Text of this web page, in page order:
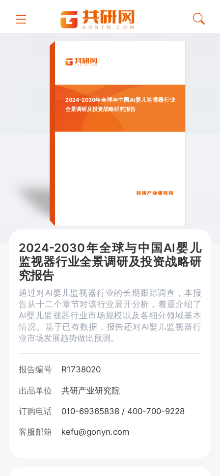
2024-2030年全球与中国AI婴儿监视器行业
全景调研及投资战略研究报告
2024-2030年全球与中国AI婴儿
监视器行业全景调研及投资战略研
究报告
通过对AI婴儿监视器行业的长期跟踪调查，本报
告从十二个章节对该行业展开分析，着重介绍了
AI婴儿监视器行业市场规模以及各细分领域基本
情况。基于已有数据，报告还对AI婴儿监视器行
业市场发展趋势做出预测。
报告编号 R1738020
出品单位 共研产业研究院
订购电话 010-69365838 / 400-700-9228
客服邮箱 kefu@gonyn.com